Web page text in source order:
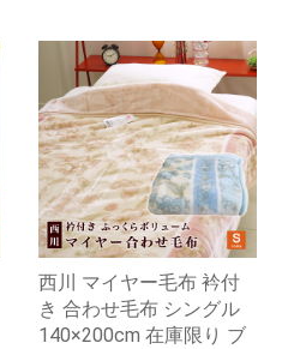
西川 マイヤー毛布 衿付
き 合わせ毛布 シングル
140×200cm 在庫限り ブ